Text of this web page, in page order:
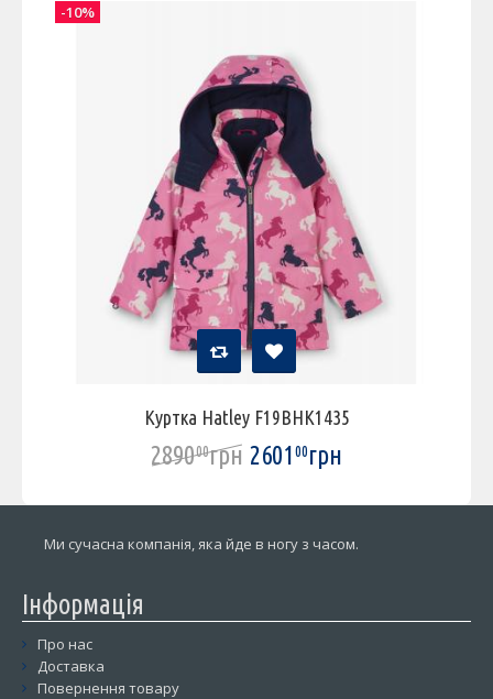
Куртка Hatley F19BHK1435
289000грн 260100грн
-10%
Ми сучасна компанія, яка йде в ногу з часом.
Інформація
Про нас
Доставка
Повернення товару